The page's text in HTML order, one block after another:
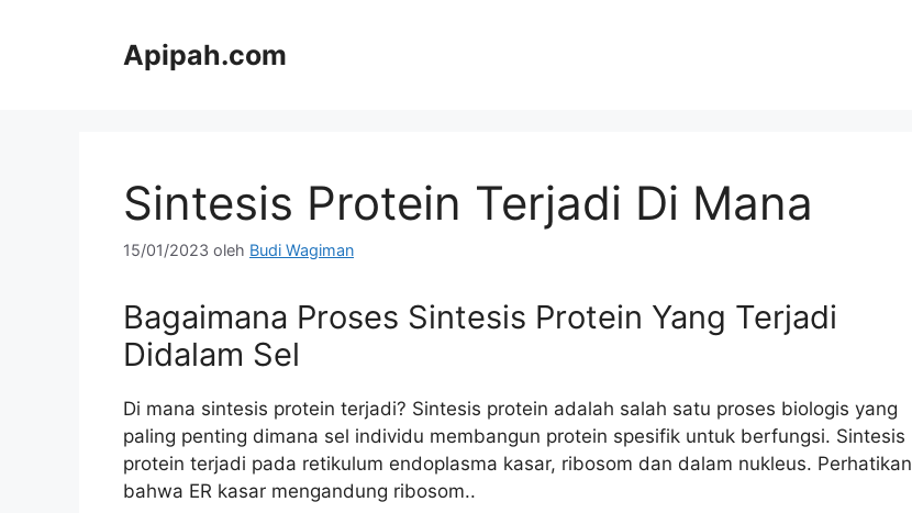
Apipah.com
Sintesis Protein Terjadi Di Mana
15/01/2023 oleh Budi Wagiman
Bagaimana Proses Sintesis Protein Yang Terjadi
Didalam Sel
Di mana sintesis protein terjadi? Sintesis protein adalah salah satu proses biologis yang
paling penting dimana sel individu membangun protein spesifik untuk berfungsi. Sintesis
protein terjadi pada retikulum endoplasma kasar, ribosom dan dalam nukleus. Perhatikan
bahwa ER kasar mengandung ribosom..